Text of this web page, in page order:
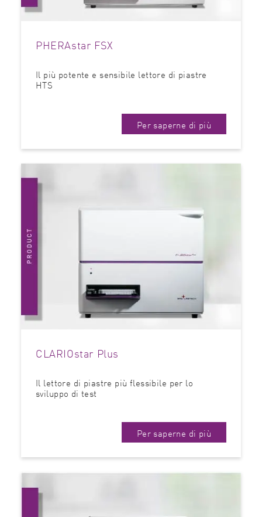
PHERAstar FSX
Il più potente e sensibile lettore di piastre
HTS
Per saperne di più
CLARIOstar Plus
Il lettore di piastre più flessibile per lo
sviluppo di test
Per saperne di più